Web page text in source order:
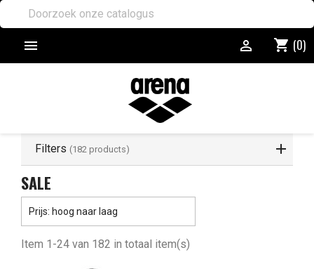
 shopping_cart (0)

Filters (182 products)
SALE
Prijs: hoog naar laag
Item 1-24 van 182 in totaal item(s)